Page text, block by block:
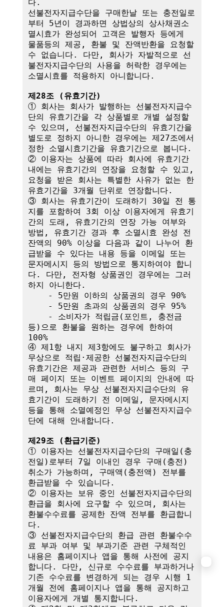
다.
선불전자지급수단을 구매한날 또는 충전일로
부터 5년이 경과하면 상법상의 상사채권소
멸시효가 완성되어 고객은 발행자 등에게
물품등의 제공, 환불 및 잔액반환을 요청할
수 없습니다. 다만, 회사가 자발적으로 선
불전자지급수단의 사용을 허락한 경우에는
소멸시효를 적용하지 아니합니다.
제28조 (유효기간)
① 회사는 회사가 발행하는 선불전자지급수
단의 유효기간을 각 상품별로 개별 설정할
수 있으며, 선불전자지급수단의 유효기간을
별도로 정하지 아니한 경우에는 제27조에서
정한 소멸시효기간을 유효기간으로 봅니다.
② 이용자는 상품에 따라 회사에 유효기간
내에는 유효기간의 연장을 요청할 수 있고,
요청을 받은 회사는 특별한 사유가 없는 한
유효기간을 3개월 단위로 연장합니다.
③ 회사는 유효기간이 도래하기 30일 전 통
지를 포함하여 3회 이상 이용자에게 유효기
간의 도래, 유효기간의 연장 가능 여부와
방법, 유효기간 경과 후 소멸시효 완성 전
잔액의 90% 이상을 다음과 같이 나누어 환
급받을 수 있다는 내용 등을 이메일 또는
문자메시지 등의 방법으로 통지하여야 합니
다. 다만, 전자형 상품권인 경우에는 그러
하지 아니한다.
등)으로 환불을 원하는 경우에 한하여
100%
④ 제1항 내지 제3항에도 불구하고 회사가
무상으로 적립·제공한 선불전자지급수단의
유효기간은 제공과 관련한 서비스 등의 구
매 페이지 또는 이벤트 페이지의 안내에 따
르며, 회사는 무상 선불전자지급수단의 유
효기간이 도래하기 전 이메일, 문자메시지
등을 통해 소멸예정인 무상 선불전자지급수
단에 대해 안내합니다.
제29조 (환급기준)
① 이용자는 선불전자지급수단의 구매일(충
전일)로부터 7일 이내인 경우 구매(충전)
취소가 가능하며, 구매액(충전액) 전부를
환급받을 수 있습니다.
② 이용자는 보유 중인 선불전자지급수단의
환급을 회사에 요구할 수 있으며, 회사는
환불수수료를 공제한 잔액 전부를 환급합니
다.
③ 선불전자지급수단의 환급 관련 환불수수
료 부과 여부 및 부과기준 관련 구체적인
내용은 홈페이지나 앱을 통해 사전에 공지
합니다. 다만, 신규로 수수료를 부과하거나
기존 수수료를 변경하게 되는 경우 시행 1
개월 전에 홈페이지나 앱을 통해 공지하고
이용자에게 개별 통지합니다.